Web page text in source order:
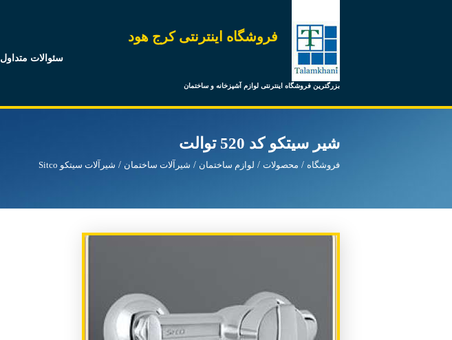
فروشگاه اینترنتی کرج هود
بزرگترین فروشگاه اینترنتی لوازم آشپزخانه و ساختمان
سئوالات متداول
شیر سیتکو کد 520 توالت
فروشگاه محصولات لوازم ساختمان شیرآلات ساختمان شیرآلات سیتکو Sitco